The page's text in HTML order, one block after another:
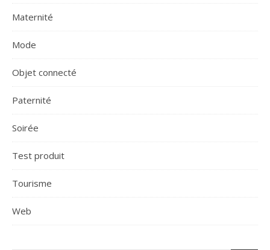
Maternité
Mode
Objet connecté
Paternité
Soirée
Test produit
Tourisme
Web